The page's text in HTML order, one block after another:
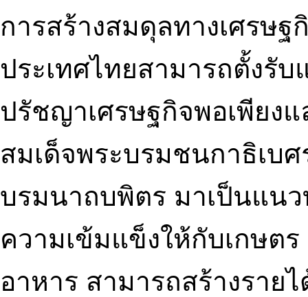
การสร้างสมดุลทางเศรษ
ประเทศไทยสามารถตั้งรั
ปรัชญาเศรษฐกิจพอเพียง
สมเด็จพระบรมชนกาธิเบ
บรมนาถบพิตร มาเป็นแนว
ความเข้มแข็งให้กับเกษต
อาหาร สามารถสร้างราย